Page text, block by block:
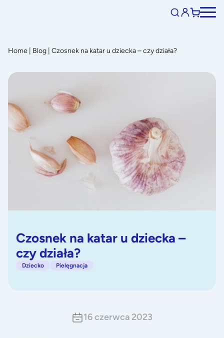
Home Blog Czosnek na katar u dziecka – czy działa?
Czosnek na katar u dziecka –
czy działa?
Dziecko Pielęgnacja
16 czerwca 2023